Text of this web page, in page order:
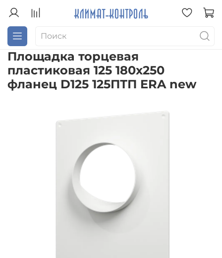
Площадка торцевая
пластиковая 125 180х250
фланец D125 125ПТП ERA new